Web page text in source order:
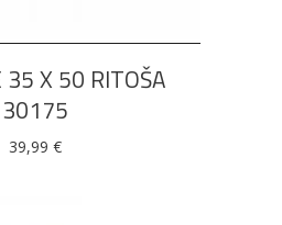
35 X 50 RITOŠA
30175
39,99 €